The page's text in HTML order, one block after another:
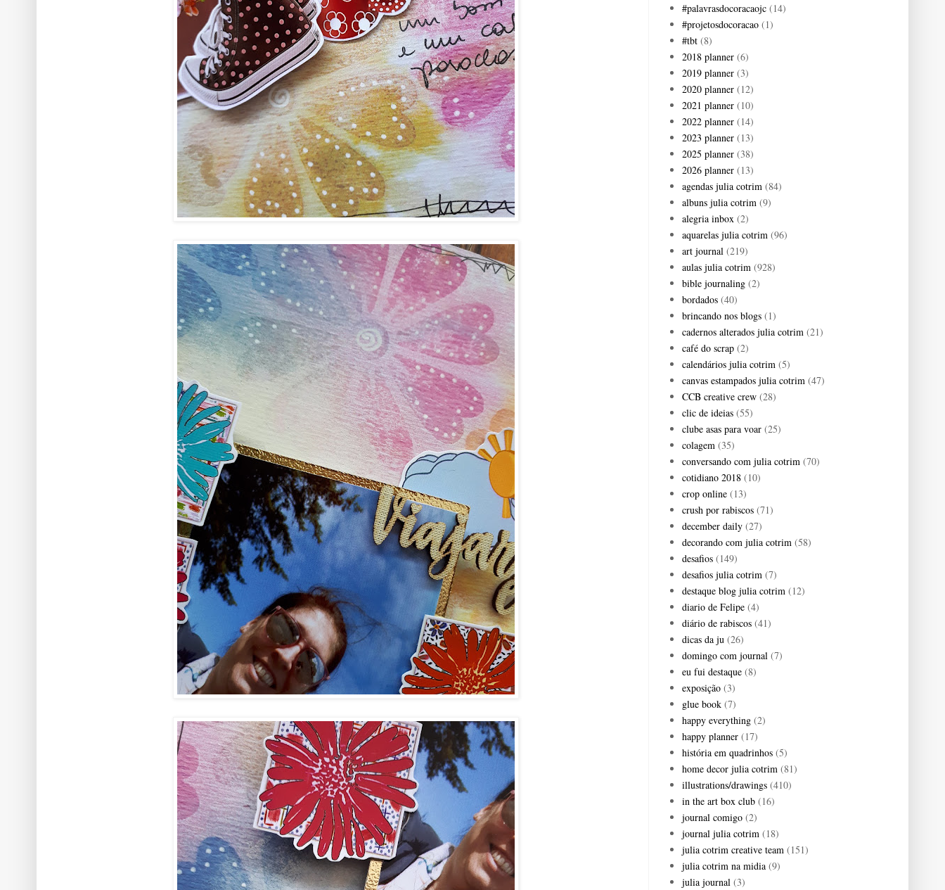
#palavrasdocoracaojc (14)
#projetosdocoracao (1)
#tbt (8)
2018 planner (6)
2019 planner (3)
2020 planner (12)
2021 planner (10)
2022 planner (14)
2023 planner (13)
2025 planner (38)
2026 planner (13)
agendas julia cotrim (84)
albuns julia cotrim (9)
alegria inbox (2)
aquarelas julia cotrim (96)
art journal (219)
aulas julia cotrim (928)
bible journaling (2)
bordados (40)
brincando nos blogs (1)
cadernos alterados julia cotrim (21)
café do scrap (2)
calendários julia cotrim (5)
canvas estampados julia cotrim (47)
CCB creative crew (28)
clic de ideias (55)
clube asas para voar (25)
colagem (35)
conversando com julia cotrim (70)
cotidiano 2018 (10)
crop online (13)
crush por rabiscos (71)
december daily (27)
decorando com julia cotrim (58)
desafios (149)
desafios julia cotrim (7)
destaque blog julia cotrim (12)
diario de Felipe (4)
diário de rabiscos (41)
dicas da ju (26)
domingo com journal (7)
eu fui destaque (8)
exposição (3)
glue book (7)
happy everything (2)
happy planner (17)
história em quadrinhos (5)
home decor julia cotrim (81)
illustrations/drawings (410)
in the art box club (16)
journal comigo (2)
journal julia cotrim (18)
julia cotrim creative team (151)
julia cotrim na midia (9)
julia journal (3)